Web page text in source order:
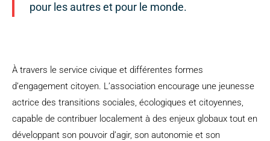
pour les autres et pour le monde.
À travers le service civique et différentes formes
d’engagement citoyen. L’association encourage une jeunesse
actrice des transitions sociales, écologiques et citoyennes,
capable de contribuer localement à des enjeux globaux tout en
développant son pouvoir d’agir, son autonomie et son